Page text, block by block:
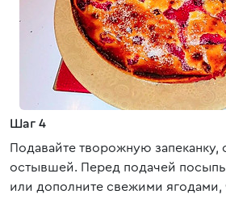
Шаг 4
Подавайте творожную
остывшей. Перед подачей
или дополните свежими ягодами,